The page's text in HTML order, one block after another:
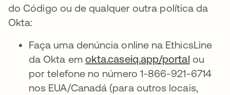
do Código ou de qualquer outra política da
Okta:
Faça uma denúncia online na EthicsLine
da Okta em okta.caseiq.app/portalou
por telefone no número 1-866-921-6714
nos EUA/Canadá (para outros locais,